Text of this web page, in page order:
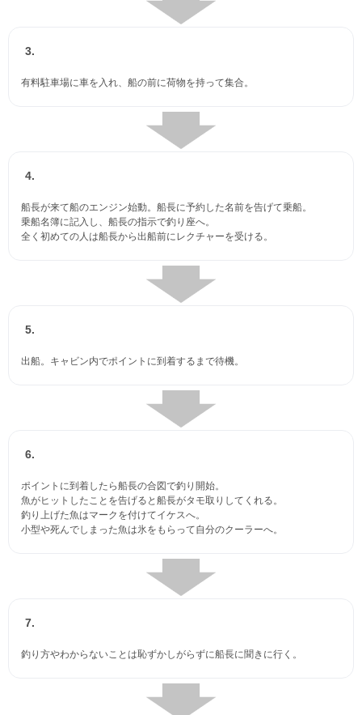
3.
有料駐車場に車を入れ、船の前に荷物を持って集合。
4.
船長が来て船のエンジン始動。船長に予約した名前を告げて乗船。
乗船名簿に記入し、船長の指示で釣り座へ。
全く初めての人は船長から出船前にレクチャーを受ける。
5.
出船。キャビン内でポイントに到着するまで待機。
6.
ポイントに到着したら船長の合図で釣り開始。
魚がヒットしたことを告げると船長がタモ取りしてくれる。
釣り上げた魚はマークを付けてイケスへ。
小型や死んでしまった魚は氷をもらって自分のクーラーへ。
7.
釣り方やわからないことは恥ずかしがらずに船長に聞きに行く。